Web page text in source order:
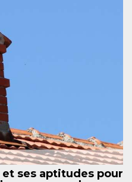
ses aptitudes pour